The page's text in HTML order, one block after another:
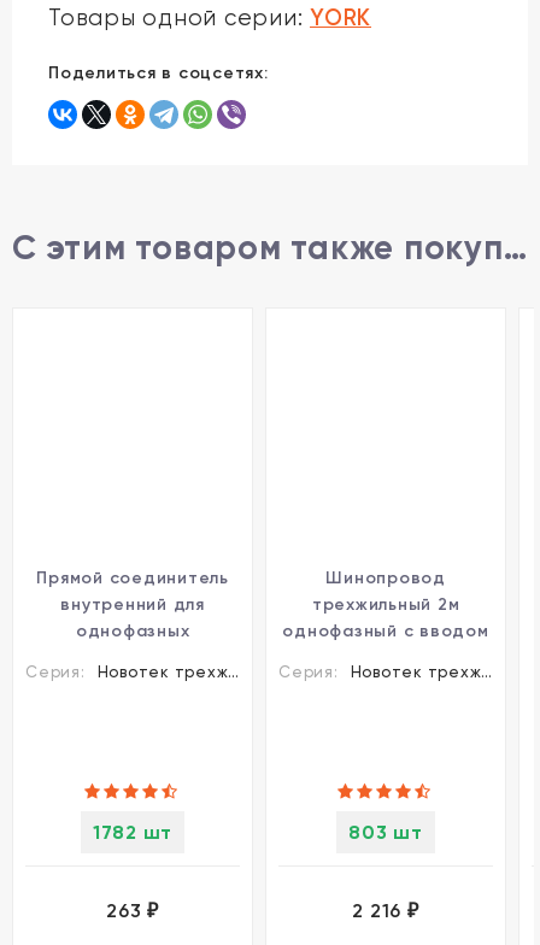
Товары одной серии: YORK
Поделиться в соцсетях:
С этим товаром также покупают
Прямой соединитель
внутренний для
однофазных
шинопроводов
Серия: Новотек трехжильные шинопроводы и аксессуары
1782 шт
263 ₽
Шинопровод
трехжильный 2м
однофазный с вводом
Novotech 135003
Серия: Новотек трехжильные шинопроводы и аксессуары
803 шт
2 216 ₽